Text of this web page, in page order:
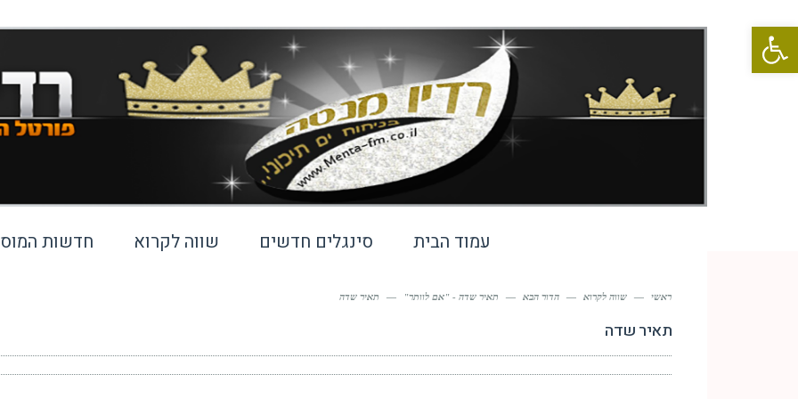
פתח סרגל נגישות
עמוד הבית סינגלים חדשים שווה לקרוא חדשות
ראשי — שווה לקרוא — הדור הבא — תאיר שדה - "אם לוותר" — תאיר שדה
תאיר שדה